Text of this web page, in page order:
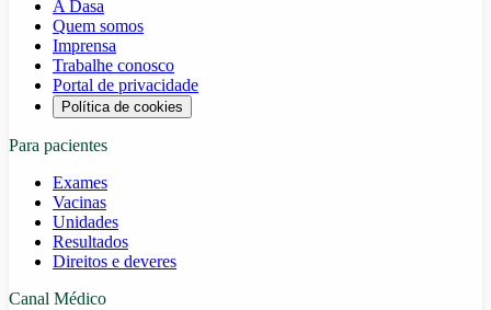
A Dasa
Quem somos
Imprensa
Trabalhe conosco
Portal de privacidade
Política de cookies
Para pacientes
Exames
Vacinas
Unidades
Resultados
Direitos e deveres
Canal Médico